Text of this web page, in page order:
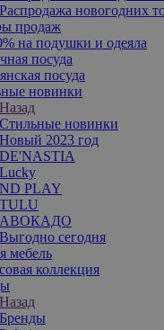
Распродажа новогодних
продаж
на подушки и одеяла
посуда
посуда
новинки
Назад
Стильные новинки
Новый 2023 год
DE'NASTIA
Lucky
ND PLAY
TULU
АВОКАДО
Выгодно сегодня
мебель
коллекция
Назад
Бренды